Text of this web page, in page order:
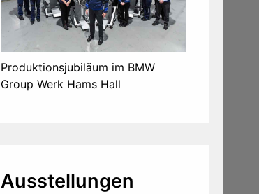
Produktionsjubiläum im BMW
Group Werk Hams Hall
Ausstellungen